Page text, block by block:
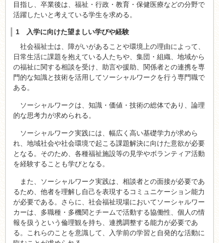
目指し、卒業後は、福祉・行政・教育・保健医療などの分野で
活躍したいと考えている学生を求める。
1 入学に向けた望ましい学びや経験
社会福祉士は、障がいがあることや環境上の理由によって、
日常生活に課題を抱えている人たちや、集団・組織、地域から
の福祉に関する相談を受け、助言や援助、関係者との連携を専
門的な知識と技術を活用してソーシャルワークを行う専門職で
ある。
ソーシャルワークは、知識・価値・技術の総体であり、論理
的な思考力が求められる。
ソーシャルワーク実践には、幅広く高い基礎学力が求めら
れ、地域社会や社会環境で起こる課題解決に向けた意欲が必要
となる。そのため、各種福祉施設等の見学やボランティア活動
を経験することも学びとなる。
また、ソーシャルワーク実践は、相談者との面接が必要であ
るため、他者を理解し自己を表現するコミュニケーション能力
が必要である。さらに、社会福祉現場においてソーシャルワー
カーは、多職種・多機関とチームで活動する協働性、個人の情
報を扱うという倫理観を持ち、連携調整する能力が必要であ
る。これらのことを意識して、入学前の学習と自発的な活動に